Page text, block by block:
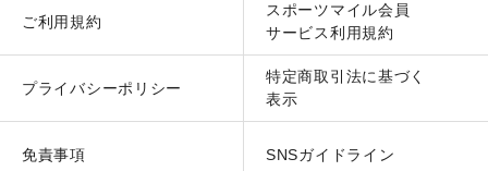
ご利用規約
スポーツマイル会員
サービス利用規約
プライバシーポリシー
特定商取引法に基づく
表示
免責事項 SNSガイドライン